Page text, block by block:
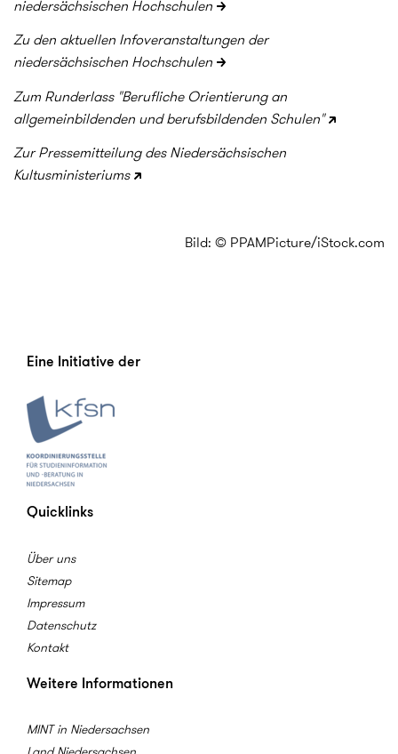
niedersächsischen Hochschulen
Zu den aktuellen Infoveranstaltungen der
niedersächsischen Hochschulen
Zum Runderlass "Berufliche Orientierung an
allgemeinbildenden und berufsbildenden Schulen"
Zur Pressemitteilung des Niedersächsischen
Kultusministeriums
Bild: © PPAMPicture/iStock.com
Eine Initiative der
Quicklinks
Über uns
Sitemap
Impressum
Datenschutz
Kontakt
Weitere Informationen
MINT in Niedersachsen